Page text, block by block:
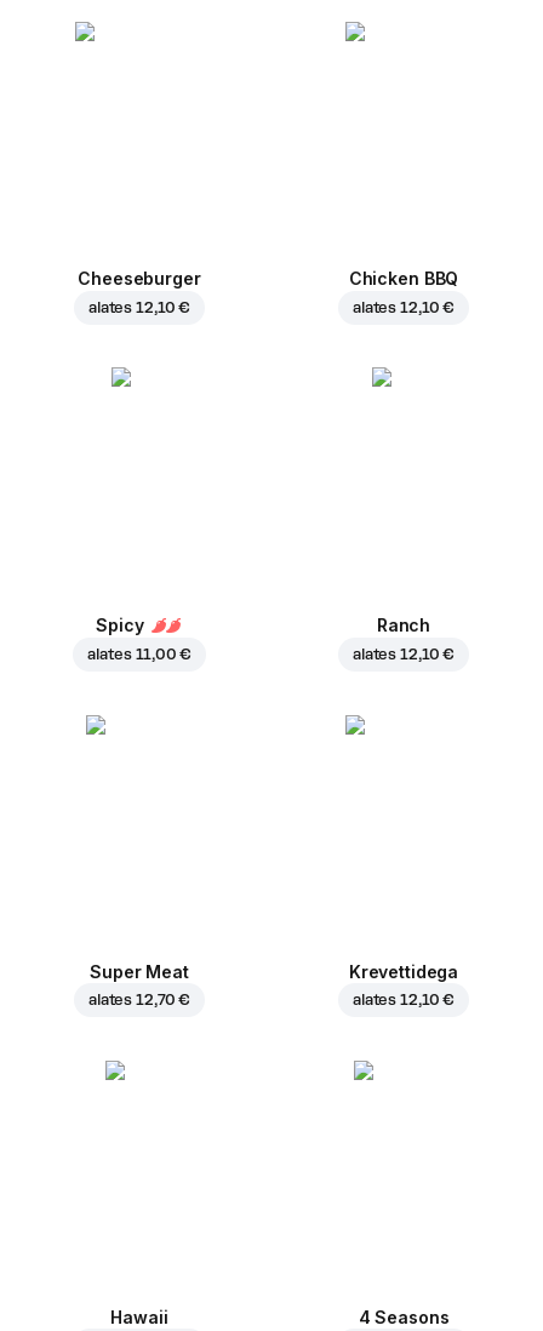
Cheeseburger
alates 12,10 €
Chicken BBQ
alates 12,10 €
Spicy
alates 11,00 €
Ranch
alates 12,10 €
Super Meat
alates 12,70 €
Krevettidega
alates 12,10 €
Hawaii 4 Seasons